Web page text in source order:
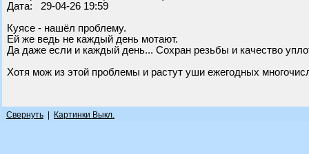
Дата: 29-04-26 19:59
Куясе - нашёл проблему.
Ей же ведь не каждый день мотают.
Да даже если и каждый день... Сохран резьбы и качество
Хотя мож из этой проблемы и растут уши ежегодных
Свернуть Картинки Выкл.